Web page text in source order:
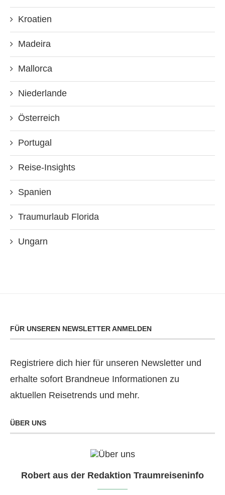
Kroatien
Madeira
Mallorca
Niederlande
Österreich
Portugal
Reise-Insights
Spanien
Traumurlaub Florida
Ungarn
FÜR UNSEREN NEWSLETTER ANMELDEN
Registriere dich hier für unseren Newsletter und
erhalte sofort Brandneue Informationen zu
aktuellen Reisetrends und mehr.
ÜBER UNS
Robert aus der Redaktion Traumreiseninfo